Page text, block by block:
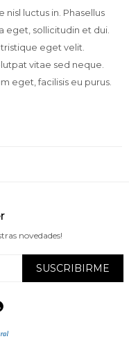
luctus in. Phasellus
eget, sollicitudin et dui.
eget velit.
vitae sed neque.
eget, facilisis eu purus.
novedades!
SUSCRIBIRME